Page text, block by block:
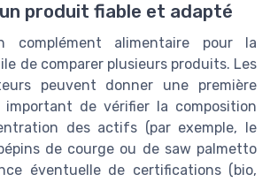
produit fiable et adapté
complément alimentaire pour la
de comparer plusieurs produits. Les
peuvent donner une première
de vérifier la composition
des actifs (par exemple, le
de courge ou de saw palmetto
éventuelle de certifications (bio,